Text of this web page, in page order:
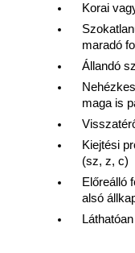
Korai
maradó
Állandó
maga is
Kiejtési
(sz, z, c)
Előreálló
alsó